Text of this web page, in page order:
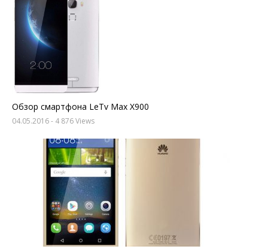
Обзор смартфона LeTv Max X900
04.05.2016- 4 876 Views